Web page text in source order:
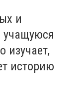
и
учащуюся
изучает,
историю